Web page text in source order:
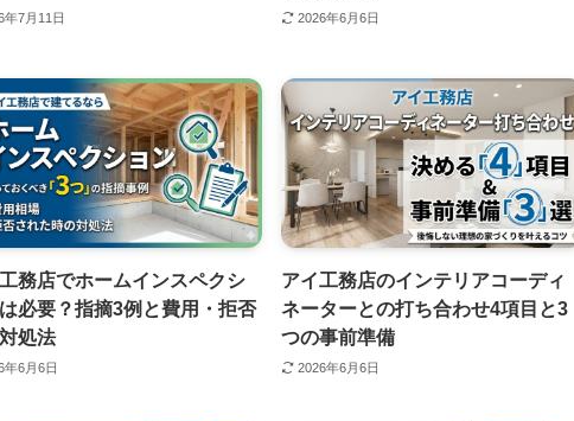
年7月11日 2026年6月6日
務店でホームインスペクシ
必要？指摘3例と費用・拒否
処法
年6月6日
アイ工務店のインテリアコーディ
ネーターとの打ち合わせ4項目と3
つの事前準備
2026年6月6日